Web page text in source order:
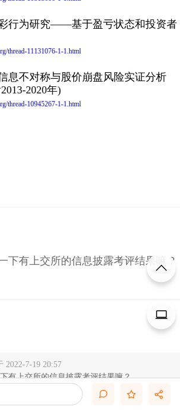
行为研究——基于盈亏状态和投资者
thread-11131076-1-1.html
息不对称与股价崩盘风险实证分析
2020年)
thread-10945267-1-1.html
下有上交所的信息披露考评结果嘛？
2022-7-19 20:57
有上交所的信息披露考评结果嘛？
整理